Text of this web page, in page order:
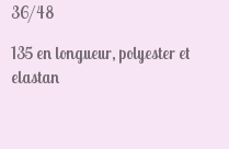
36/48
135 en longueur, polyester et
elastan